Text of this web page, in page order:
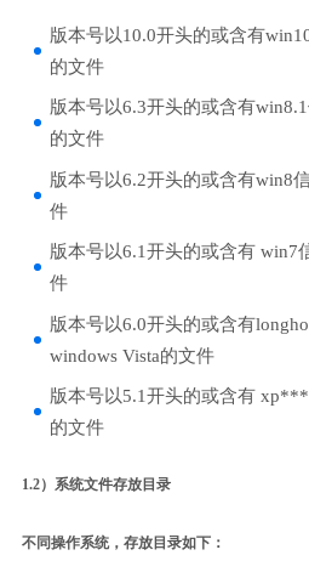
版本号以10.0开头的或含有
的文件
版本号以6.3开头的或含有
的文件
版本号以6.2开头的或含有win8
件
版本号以6.1开头的或含有 win7
件
版本号以6.0开头的或含有
windows Vista的文件
版本号以5.1开头的或含有
的文件
1.2）系统文件存放目录
不同操作系统，存放目录如下：